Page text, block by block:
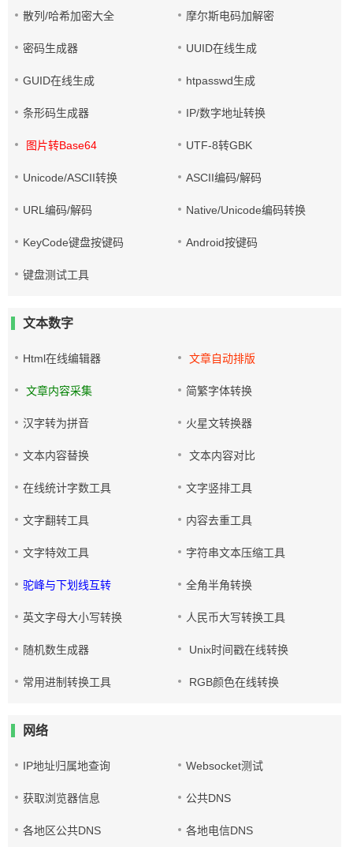
散列/哈希加密大全 摩尔斯电码加解密
密码生成器 UUID在线生成
GUID在线生成 htpasswd生成
条形码生成器 IP/数字地址转换
图片转Base64 UTF-8转GBK
Unicode/ASCII转换 ASCII编码/解码
URL编码/解码 Native/Unicode编码转换
KeyCode键盘按键码 Android按键码
键盘测试工具
文本数字
Html在线编辑器 文章自动排版
文章内容采集 简繁字体转换
汉字转为拼音 火星文转换器
文本内容替换 文本内容对比
在线统计字数工具 文字竖排工具
文字翻转工具 内容去重工具
文字特效工具 字符串文本压缩工具
驼峰与下划线互转 全角半角转换
英文字母大小写转换 人民币大写转换工具
随机数生成器 Unix时间戳在线转换
常用进制转换工具 RGB颜色在线转换
网络
IP地址归属地查询 Websocket测试
获取浏览器信息 公共DNS
各地区公共DNS 各地电信DNS